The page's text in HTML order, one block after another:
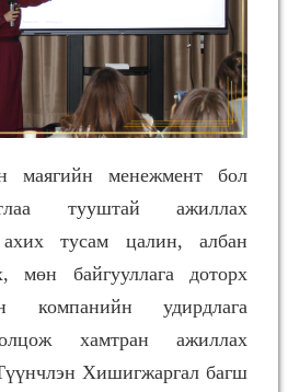
маягийн менежмент бол
тууштай ажиллах
тусам цалин, албан
мөн байгууллага доторх
компанийн удирдлага
хамтран ажиллах
Хишигжаргал багш